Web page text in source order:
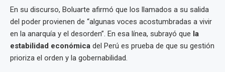
En su discurso, Boluarte afirmó que los llamados a su salida
del poder provienen de “algunas voces acostumbradas a vivir
en la anarquía y el desorden”. En esa línea, subrayó que la
estabilidad económica del Perú es prueba de que su gestión
prioriza el orden y la gobernabilidad.